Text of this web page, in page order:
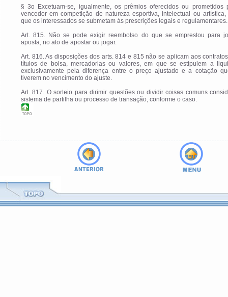
§ 3o Excetuam-se, igualmente, os prêmios oferecidos ou prometidos
vencedor em competição de natureza esportiva, intelectual ou artística,
que os interessados se submetam às prescrições legais e regulamentares.
Art. 815. Não se pode exigir reembolso do que se emprestou para
aposta, no ato de apostar ou jogar.
Art. 816. As disposições dos arts. 814 e 815 não se aplicam aos
títulos de bolsa, mercadorias ou valores, em que se estipulem a
exclusivamente pela diferença entre o preço ajustado e a cotação
tiverem no vencimento do ajuste.
Art. 817. O sorteio para dirimir questões ou dividir coisas comuns
sistema de partilha ou processo de transação, conforme o caso.